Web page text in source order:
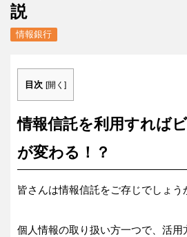
説
情報銀行
目次 [開く ]
情報信託を利用すれば
が変わる！？
皆さんは情報信託をご存じでしょう
個人情報の取り扱い方一つで、活用